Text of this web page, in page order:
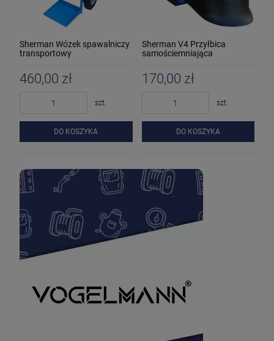
Sherman Wózek spawalniczy
transportowy
460,00 zł
szt.
DO KOSZYKA
Sherman V4 Przyłbica
samościemniająca
170,00 zł
szt.
DO KOSZYKA